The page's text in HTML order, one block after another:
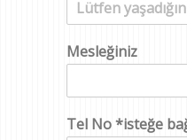
Mesleğiniz
Tel No *isteğe